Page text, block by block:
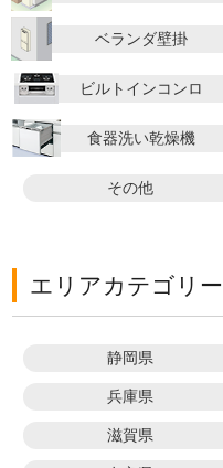
ベランダ壁掛
ビルトインコンロ
食器洗い乾燥機
その他
エリアカテゴリー
静岡県
兵庫県
滋賀県